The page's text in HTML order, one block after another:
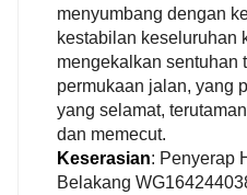
menyumbang dengan
kestabilan keseluruhan
mengekalkan sentuhan
permukaan jalan, yang
yang selamat,
dan memecut.
Keserasian: Penyerap
Belakang